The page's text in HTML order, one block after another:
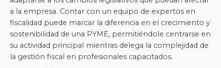
a la empresa. Contar con un equipo de expertos en
fiscalidad puede marcar la diferencia en el crecimiento y
sostenibilidad de una PYME, permitiéndole centrarse en
su actividad principal mientras delega la complejidad de
la gestión fiscal en profesionales capacitados.